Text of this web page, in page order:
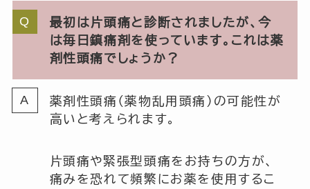
最初は片頭痛と診断されましたが、今
は毎日鎮痛剤を使っています。これは薬
剤性頭痛でしょうか？
薬剤性頭痛（薬物乱用頭痛）の可能性が
高いと考えられます。
片頭痛や緊張型頭痛をお持ちの方が、
痛みを恐れて頻繁にお薬を使用するこ